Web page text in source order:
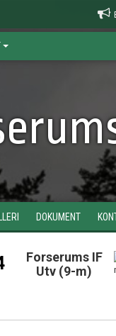
DOKUMENT
Forserums IF
Utv (9-m)